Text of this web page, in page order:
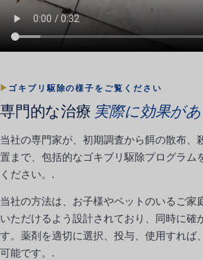
ゴキブリ駆除の様子をご覧ください
専門的な治療 実際に効果が
当社の専門家が、初期調査から餌の散布、
置まで、包括的なゴキブリ駆除プログラム
ください。.
当社の方法は、お子様やペットのいるご家
いただけるよう設計されており、同時に確
す。薬剤を適切に選択、投与、使用すれば
可能です。.